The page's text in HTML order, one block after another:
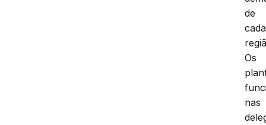
de
cada
Os
nas